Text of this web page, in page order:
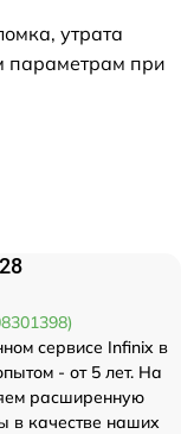
утрата
параметрам при
сервисе Infinix в
- от 5 лет. На
расширенную
в качестве наших